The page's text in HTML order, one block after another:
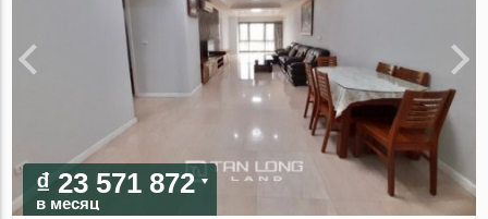
₫ 23 571 872
в месяц